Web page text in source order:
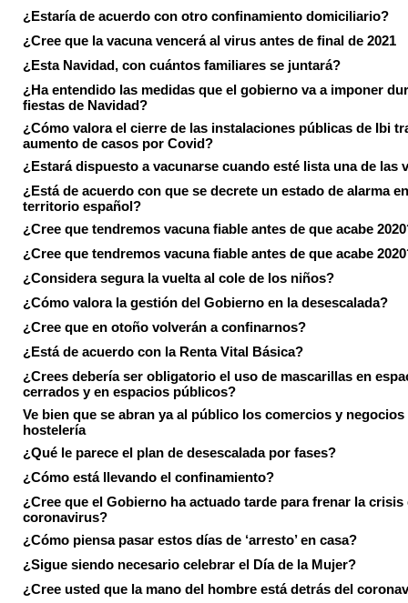
¿Estaría de acuerdo con otro confinamiento domiciliario?
¿Cree que la vacuna vencerá al virus antes de final de 2021
¿Esta Navidad, con cuántos familiares se juntará?
¿Ha entendido las medidas que el gobierno va a imponer
fiestas de Navidad?
¿Cómo valora el cierre de las instalaciones públicas de Ibi
aumento de casos por Covid?
¿Estará dispuesto a vacunarse cuando esté lista una de las
¿Está de acuerdo con que se decrete un estado de alarma
territorio español?
¿Cree que tendremos vacuna fiable antes de que acabe
¿Cree que tendremos vacuna fiable antes de que acabe
¿Considera segura la vuelta al cole de los niños?
¿Cómo valora la gestión del Gobierno en la desescalada?
¿Cree que en otoño volverán a confinarnos?
¿Está de acuerdo con la Renta Vital Básica?
¿Crees debería ser obligatorio el uso de mascarillas en
cerrados y en espacios públicos?
Ve bien que se abran ya al público los comercios y negocios
hostelería
¿Qué le parece el plan de desescalada por fases?
¿Cómo está llevando el confinamiento?
¿Cree que el Gobierno ha actuado tarde para frenar la crisis
coronavirus?
¿Cómo piensa pasar estos días de ‘arresto’ en casa?
¿Sigue siendo necesario celebrar el Día de la Mujer?
¿Cree usted que la mano del hombre está detrás del